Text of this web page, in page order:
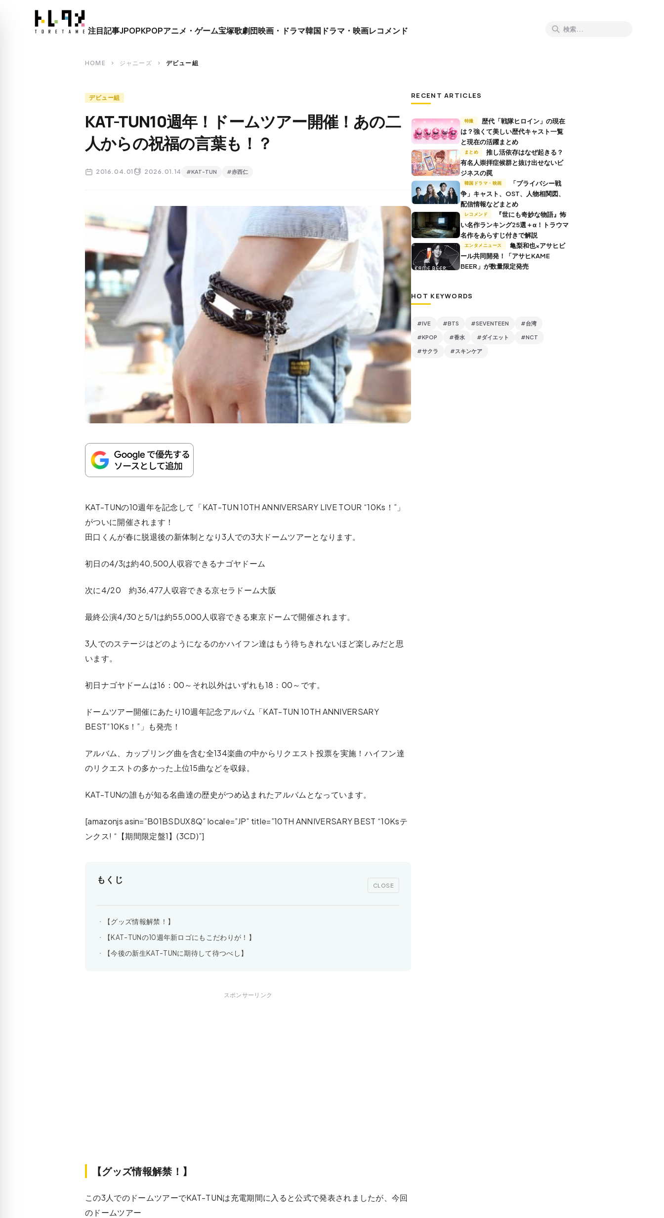
close
注目記事JPOPKPOPアニメ・ゲーム宝塚歌劇団映画・ドラマ韓国ドラマ・映画レコメンド
HOME chevron_right ジャニーズ chevron_right デビュー組
デビュー組
KAT-TUN10週年！ドームツアー開催！あの二
人からの祝福の言葉も！？
2016.04.01 2026.01.14 #KAT-TUN #赤西仁
KAT-TUNの10週年を記念して「KAT-TUN 10TH ANNIVERSARY LIVE TOUR “10Ks！”」
がついに開催されます！
田口くんが春に脱退後の新体制となり3人での3大ドームツアーとなります。
初日の4/3は約40,500人収容できるナゴヤドーム
次に4/20 約36,477人収容できる京セラドーム大阪
最終公演4/30と5/1は約55,000人収容できる東京ドームで開催されます。
3人でのステージはどのようになるのかハイフン達はもう待ちきれないほど楽しみだと思
います。
初日ナゴヤドームは16：00～それ以外はいずれも18：00～です。
ドームツアー開催にあたり10週年記念アルバム「KAT-TUN 10TH ANNIVERSARY
BEST“10Ks！”」も発売！
アルバム、カップリング曲を含む全134楽曲の中からリクエスト投票を実施！ハイフン達
のリクエストの多かった上位15曲などを収録。
KAT-TUNの誰もが知る名曲達の歴史がつめ込まれたアルバムとなっています。
[amazonjs asin=”B01BSDUX8Q” locale=”JP” title=”10TH ANNIVERSARY BEST “10Ksテ
ンクス! “【期間限定盤1】(3CD)”]
もくじ
CLOSE
【グッズ情報解禁！】
【KAT-TUNの10週年新ロゴにもこだわりが！】
【今後の新生KAT-TUNに期待して待つべし】
スポンサーリンク
【グッズ情報解禁！】
この3人でのドームツアーでKAT-TUNは充電期間に入ると公式で発表されましたが、今回
のドームツアー
RECENT ARTICLES
特撮
は？強くて美しい歴代キャスト一覧
と現在の活躍まとめ
まとめ
推し活依存はなぜ起きる？
有名人崇拝症候群と抜け出せないビ
ジネスの罠
韓国ドラマ・映画
争」キャスト、OST、人物相関図、
配信情報などまとめ
レコメンド
い名作ランキング25選＋α！トラウマ
名作をあらすじ付きで解説
エンタメニュース
ール共同開発！「アサヒKAME
BEER」が数量限定発売
HOT KEYWORDS
#IVE #BTS #SEVENTEEN #台湾
#KPOP #香水 #ダイエット #NCT
#サクラ #スキンケア